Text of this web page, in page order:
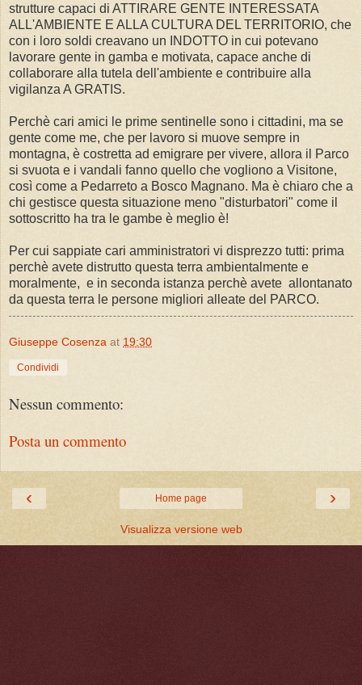
strutture capaci di ATTIRARE GENTE INTERESSATA
ALL'AMBIENTE E ALLA CULTURA DEL TERRITORIO, che
con i loro soldi creavano un INDOTTO in cui potevano
lavorare gente in gamba e motivata, capace anche di
collaborare alla tutela dell'ambiente e contribuire alla
vigilanza A GRATIS.
Perchè cari amici le prime sentinelle sono i cittadini, ma se
gente come me, che per lavoro si muove sempre in
montagna, è costretta ad emigrare per vivere, allora il Parco
si svuota e i vandali fanno quello che vogliono a Visitone,
così come a Pedarreto a Bosco Magnano. Ma è chiaro che a
chi gestisce questa situazione meno "disturbatori" come il
sottoscritto ha tra le gambe è meglio è!
Per cui sappiate cari amministratori vi disprezzo tutti: prima
perchè avete distrutto questa terra ambientalmente e
moralmente, e in seconda istanza perchè avete allontanato
da questa terra le persone migliori alleate del PARCO.
Giuseppe Cosenza at 19:30
Condividi
Nessun commento:
Posta un commento
‹ ›
Home page
Visualizza versione web